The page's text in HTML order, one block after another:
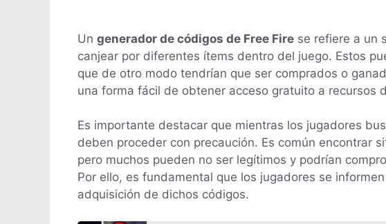
Un generador de códigos de Free Fire se refiere a un
canjear por diferentes ítems dentro del juego. Estos
que de otro modo tendrían que ser comprados o
una forma fácil de obtener acceso gratuito a recursos
Es importante destacar que mientras los jugadores
deben proceder con precaución. Es común encontrar
pero muchos pueden no ser legítimos y podrían
Por ello, es fundamental que los jugadores se
adquisición de dichos códigos.